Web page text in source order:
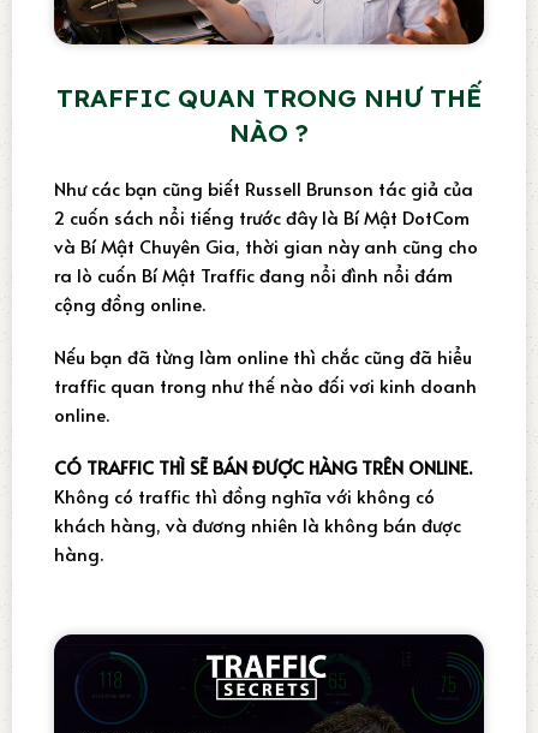
TRAFFIC QUAN TRONG NHƯ THẾ
NÀO ?
Như các bạn cũng biết Russell Brunson tác giả của
2 cuốn sách nổi tiếng trước đây là Bí Mật DotCom
và Bí Mật Chuyên Gia, thời gian này anh cũng cho
ra lò cuốn Bí Mật Traffic đang nổi đình nổi đám
cộng đồng online.
Nếu bạn đã từng làm online thì chắc cũng đã hiểu
traffic quan trong như thế nào đối vơi kinh doanh
online.
CÓ TRAFFIC THÌ SẼ BÁN ĐƯỢC HÀNG TRÊN ONLINE.
Không có traffic thì đồng nghĩa với không có
khách hàng, và đương nhiên là không bán được
hàng.